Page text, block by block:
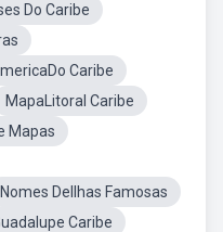
Do Caribe
Caribe
MapaLitoral Caribe
Mapas
Nomes DeIlhas Famosas
Caribe